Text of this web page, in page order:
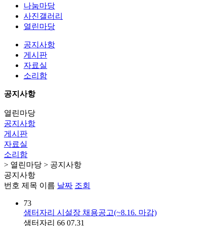
나눔마당
사진갤러리
열린마당
공지사항
게시판
자료실
소리함
공지사항
열린마당
공지사항
게시판
자료실
소리함
> 열린마당 > 공지사항
공지사항
번호 제목 이름 날짜 조회
73
샘터자리 시설장 채용공고(~8.16. 마감)
샘터자리 66 07.31